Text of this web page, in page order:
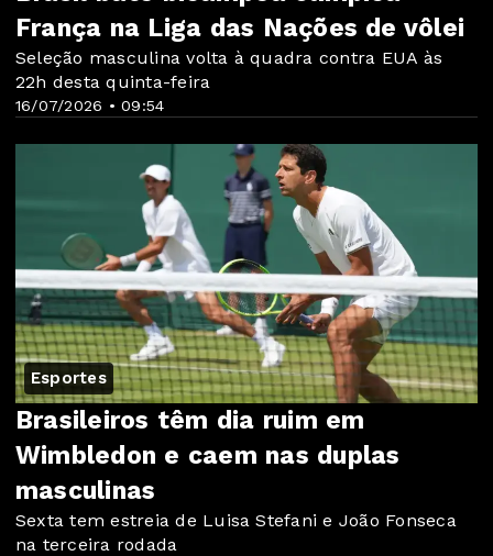
16/07/2026 • 09:54
França na Liga das Nações de vôlei
Seleção masculina volta à quadra contra EUA às
22h desta quinta-feira
Esportes
Brasileiros têm dia ruim em
Wimbledon e caem nas duplas
masculinas
Sexta tem estreia de Luisa Stefani e João Fonseca
na terceira rodada